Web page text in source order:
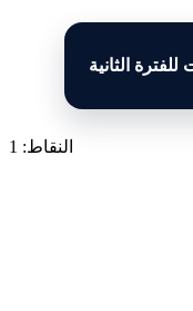
للفترة الثانية
النقاط: 1